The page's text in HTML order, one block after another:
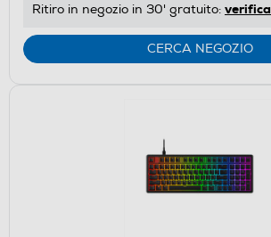
Ritiro in negozio in 30' gratuito: verifica
CERCA NEGOZIO